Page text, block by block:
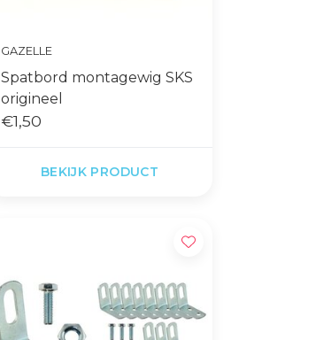
GAZELLE
Spatbord montagewig SKS
origineel
€1,50
BEKIJK PRODUCT